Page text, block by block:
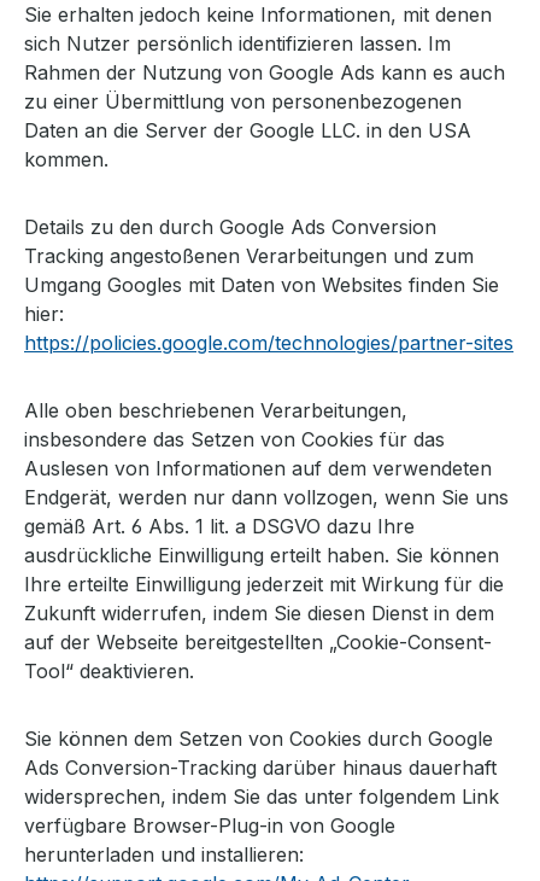
Sie erhalten jedoch keine Informationen, mit denen
sich Nutzer persönlich identifizieren lassen. Im
Rahmen der Nutzung von Google Ads kann es auch
zu einer Übermittlung von personenbezogenen
Daten an die Server der Google LLC. in den USA
kommen.
Details zu den durch Google Ads Conversion
Tracking angestoßenen Verarbeitungen und zum
Umgang Googles mit Daten von Websites finden Sie
hier:
https://policies.google.com/technologies/partner-sites
Alle oben beschriebenen Verarbeitungen,
insbesondere das Setzen von Cookies für das
Auslesen von Informationen auf dem verwendeten
Endgerät, werden nur dann vollzogen, wenn Sie uns
gemäß Art. 6 Abs. 1 lit. a DSGVO dazu Ihre
ausdrückliche Einwilligung erteilt haben. Sie können
Ihre erteilte Einwilligung jederzeit mit Wirkung für die
Zukunft widerrufen, indem Sie diesen Dienst in dem
auf der Webseite bereitgestellten „Cookie-Consent-
Tool“ deaktivieren.
Sie können dem Setzen von Cookies durch Google
Ads Conversion-Tracking darüber hinaus dauerhaft
widersprechen, indem Sie das unter folgendem Link
verfügbare Browser-Plug-in von Google
herunterladen und installieren: